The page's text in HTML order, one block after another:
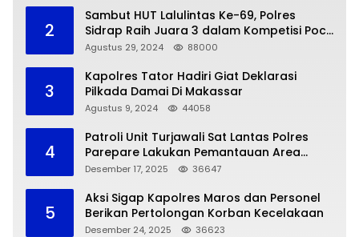
2
Sambut HUT Lalulintas Ke-69, Polres
Sidrap Raih Juara 3 dalam Kompetisi Pocil
Zona 5
Agustus 29, 2024 88000
3
Kapolres Tator Hadiri Giat Deklarasi
Pilkada Damai Di Makassar
Agustus 9, 2024 44058
4
Patroli Unit Turjawali Sat Lantas Polres
Parepare Lakukan Pemantauan Area
Larangan Parkir
Desember 17, 2025 36647
5
Aksi Sigap Kapolres Maros dan Personel
Berikan Pertolongan Korban Kecelakaan
Desember 24, 2025 36623